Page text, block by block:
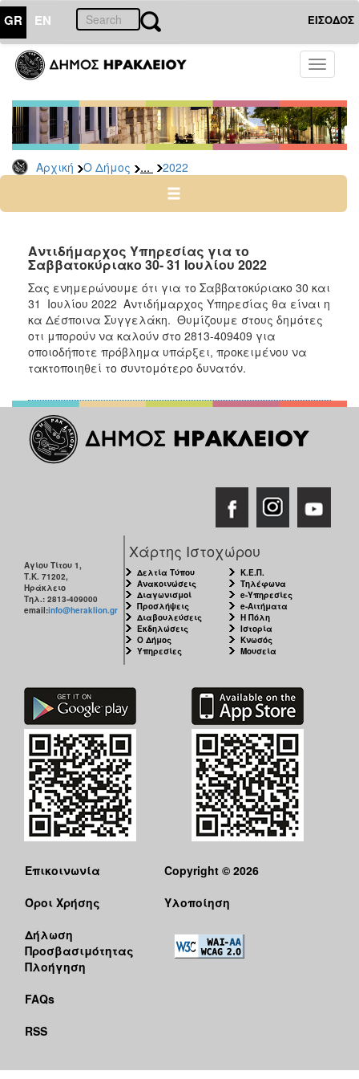
GR EN ΕΙΣΟΔΟΣ
Toggle
Αρχική Ο Δήμος ... 2022
ΔΗΜΟΣ
Δελτία
Τύπου
Αρχείο
2026
2024
2022
2021
2020
2019
2018
2016
2015
2013
ΠΟΛΙΤΙΣΜΟΣ
ΑΝΘΕΚΤΙΚΗ
ΠΟΛΗ
Αντιδήμαρχος Υπηρεσίας για το
Σαββατοκύριακο 30- 31 Ιουλίου 2022
Σας ενημερώνουμε ότι για το Σαββατοκύριακο 30 και
31 Ιουλίου 2022 Αντιδήμαρχος Υπηρεσίας θα είναι η
κα Δέσποινα Συγγελάκη. Θυμίζουμε στους δημότες
οτι μπορούν να καλούν στο 2813-409409 για
οποιοδήποτε πρόβλημα υπάρξει, προκειμένου να
τακτοποιηθεί το συντομότερο δυνατόν.
Αγίου Τίτου 1,
Τ.Κ. 71202,
Ηράκλειο
Τηλ.: 2813-409000
email:info@heraklion.gr
Χάρτης Ιστοχώρου
Δελτία Τύπου
Ανακοινώσεις
Διαγωνισμοί
Προσλήψεις
Διαβουλεύσεις
Εκδηλώσεις
Ο Δήμος
Υπηρεσίες
Κ.Ε.Π.
Τηλέφωνα
e-Υπηρεσίες
e-Αιτήματα
Η Πόλη
Ιστορία
Κνωσός
Μουσεία
Επικοινωνία
Όροι Χρήσης
Δήλωση
Προσβασιμότητας
Πλοήγηση
FAQs
RSS
Copyright © 2026
Υλοποίηση